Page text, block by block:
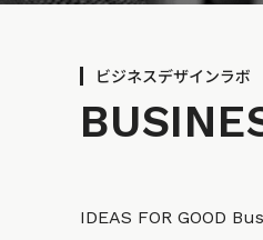
ビジネスデザインラボ
IDEAS FOR GOOD